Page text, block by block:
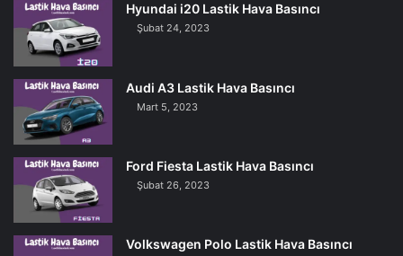
Hyundai i20 Lastik Hava Basıncı
Şubat 24, 2023
Audi A3 Lastik Hava Basıncı
Mart 5, 2023
Ford Fiesta Lastik Hava Basıncı
Şubat 26, 2023
Volkswagen Polo Lastik Hava Basıncı